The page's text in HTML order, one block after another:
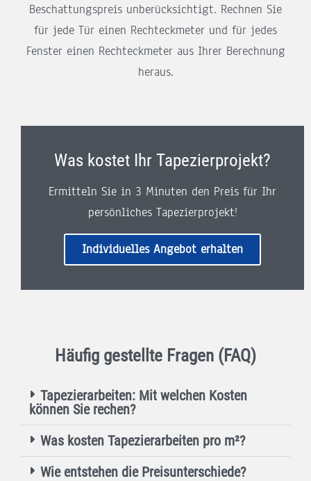
Beschattungspreis unberücksichtigt. Rechnen Sie
für jede Tür einen Rechteckmeter und für jedes
Fenster einen Rechteckmeter aus Ihrer Berechnung
heraus.
Was kostet Ihr Tapezierprojekt?
Ermitteln Sie in 3 Minuten den Preis für Ihr
persönliches Tapezierprojekt!
Individuelles Angebot erhalten
Häufig gestellte Fragen (FAQ)
Tapezierarbeiten: Mit welchen Kosten
können Sie rechen?
Was kosten Tapezierarbeiten pro m²?
Wie entstehen die Preisunterschiede?